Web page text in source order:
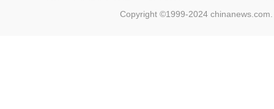
Copyright ©1999-2024